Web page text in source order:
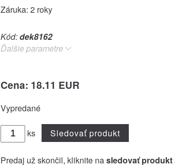
Záruka: 2 roky
Kód:dek8162
Ďalšie parametre
Cena: 18.11 EUR
Vypredané
ks Sledovať produkt
Predaj už skončil, kliknite nasledovať produkt